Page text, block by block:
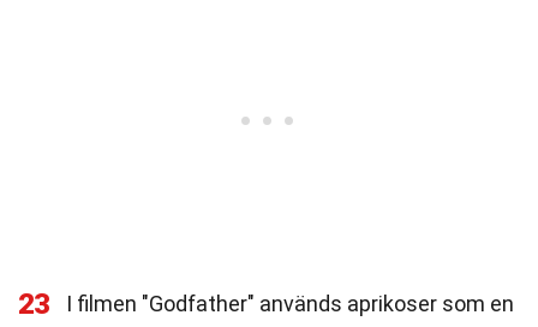
23
I filmen "Godfather" används aprikoser som en